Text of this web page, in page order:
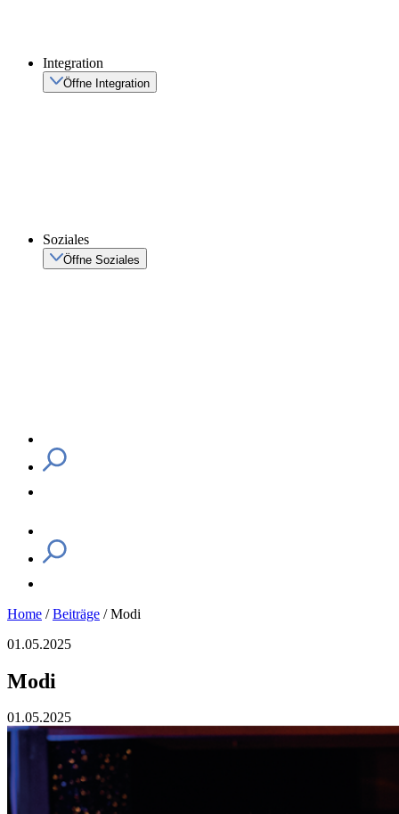
Integration
Öffne Integration
Soziales
Öffne Soziales
Home /Beiträge /Modi
01.05.2025
Modi
01.05.2025